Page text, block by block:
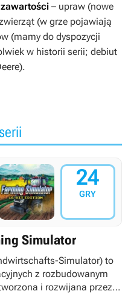
– upraw (nowe
(w grze pojawiają
(mamy do dyspozycji
w historii serii; debiut
24
GRY
Simulator
Simulator) to
z rozbudowanym
i rozwijana przez